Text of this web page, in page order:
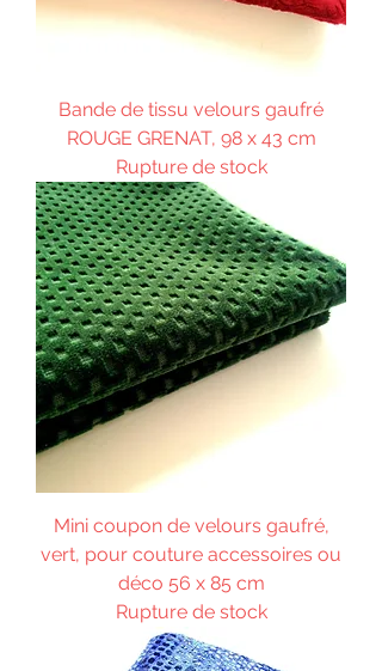
Bande de tissu velours gaufré
ROUGE GRENAT, 98 x 43 cm
Rupture de stock
Mini coupon de velours gaufré,
vert, pour couture accessoires ou
déco 56 x 85 cm
Rupture de stock